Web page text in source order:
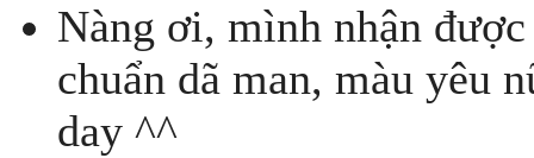
Nàng ơi, mình nhận
chuẩn dã man, màu yêu
day ^^